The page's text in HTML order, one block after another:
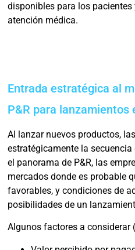
disponibles para los pacientes
atención médica.
Entrada estratégica al
P&R para
Al lanzar nuevos productos,
estratégicamente la
el panorama de P&R, las
mercados donde es probable
favorables, y condiciones de
posibilidades de un
Algunos factores a considerar